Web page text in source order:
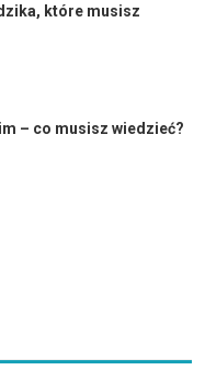
które musisz
– co musisz wiedzieć?